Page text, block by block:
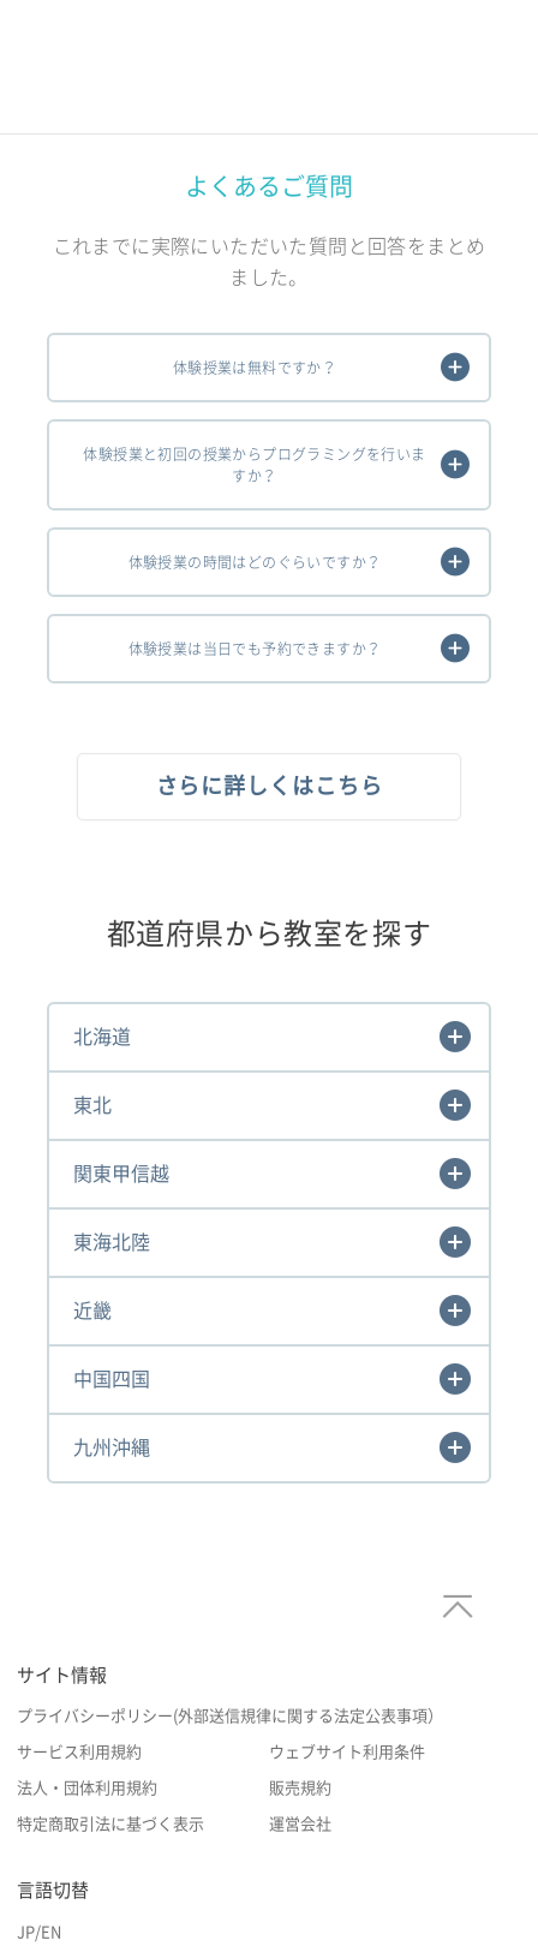
よくあるご質問
これまでに実際にいただいた質問と回答をまとめ
ました。
体験授業は無料ですか？
体験授業と初回の授業からプログラミングを行いま
すか？
体験授業の時間はどのぐらいですか？
体験授業は当日でも予約できますか？
さらに詳しくはこちら
都道府県から教室を探す
北海道
東北
関東甲信越
東海北陸
近畿
中国四国
九州沖縄
サイト情報
プライバシーポリシー(外部送信規律に関する法定公表事項）
サービス利用規約 ウェブサイト利用条件
法人・団体利用規約 販売規約
特定商取引法に基づく表示 運営会社
言語切替
JP/EN